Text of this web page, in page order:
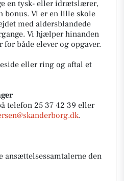
en tysk- eller idrætslærer,
bonus. Vi er en lille skole
med aldersblandede
Vi hjælper hinanden
både elever og opgaver.
eller ring og aftal et
telefon 25 37 42 39 eller
.
ansættelsessamtalerne den